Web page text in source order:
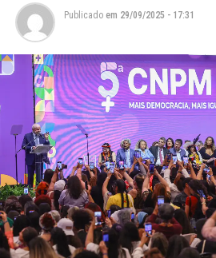
Publicado em 29/09/2025 - 17:31